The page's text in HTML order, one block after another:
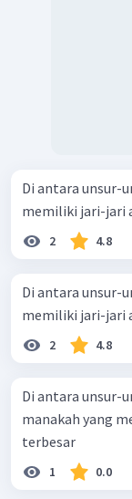
Di antara unsur-
memiliki jari-jari
2 4.8
Di antara unsur-
memiliki jari-jari
2 4.8
Di antara unsur-
manakah yang
terbesar
1 0.0